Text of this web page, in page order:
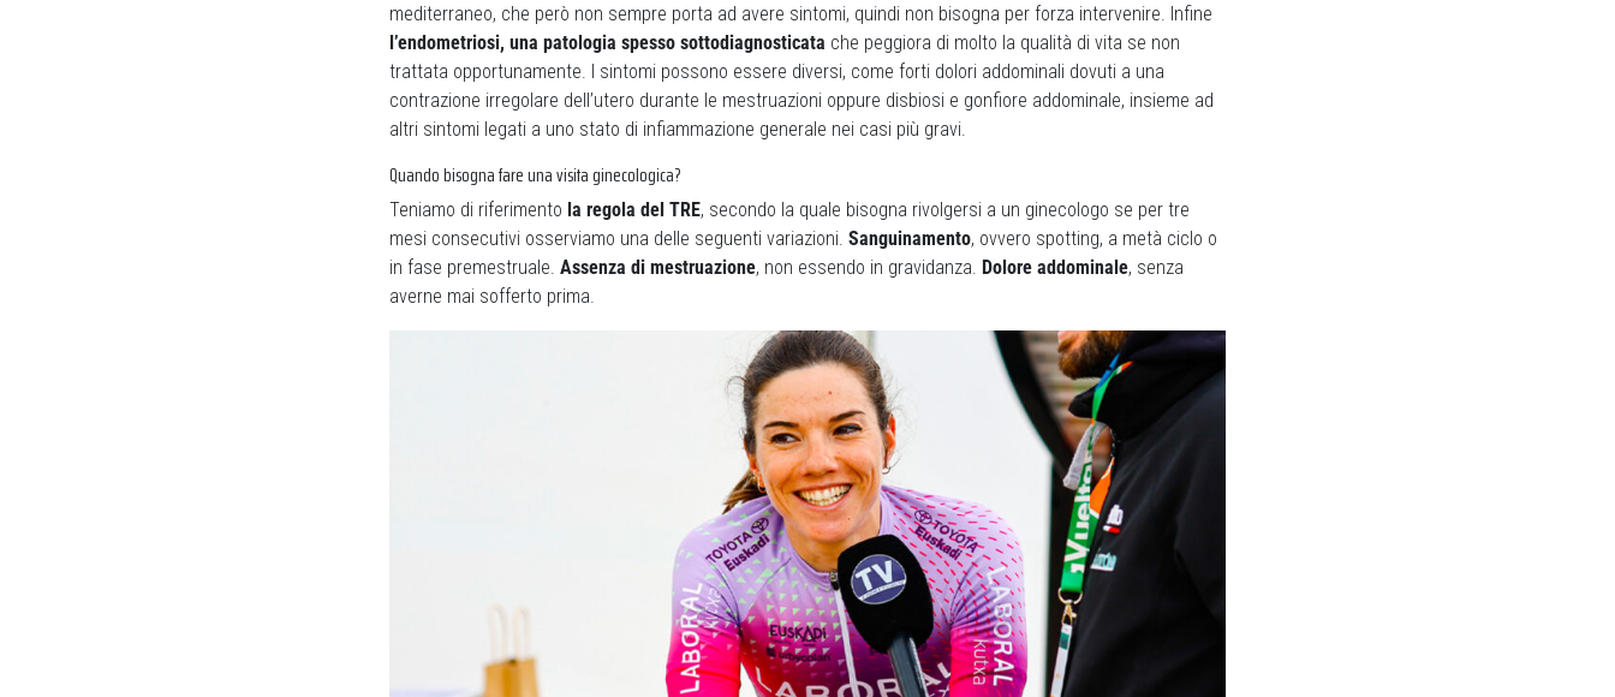
mediterraneo, che però non sempre porta ad avere sintomi, quindi non bisogna per forza intervenire. Infine
l’endometriosi, una patologia spesso sottodiagnosticata che peggiora di molto la qualità di vita se non
trattata opportunamente. I sintomi possono essere diversi, come forti dolori addominali dovuti a una
contrazione irregolare dell’utero durante le mestruazioni oppure disbiosi e gonfiore addominale, insieme ad
altri sintomi legati a uno stato di infiammazione generale nei casi più gravi.
Quando bisogna fare una visita ginecologica?
Teniamo di riferimento la regola del TRE, secondo la quale bisogna rivolgersi a un ginecologo se per tre
mesi consecutivi osserviamo una delle seguenti variazioni. Sanguinamento, ovvero spotting, a metà ciclo o
in fase premestruale. Assenza di mestruazione, non essendo in gravidanza. Dolore addominale, senza
averne mai sofferto prima.